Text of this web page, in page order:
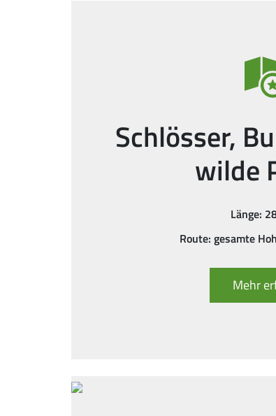
Schlösser,
wilde
Länge:
Route: gesamte
Mehr